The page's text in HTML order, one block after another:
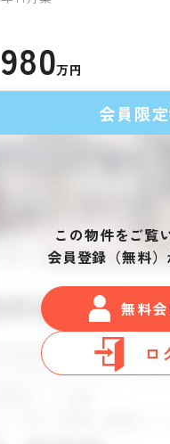
980万円
会員限
この物件をご覧
会員登録（無料）
無料
ロ